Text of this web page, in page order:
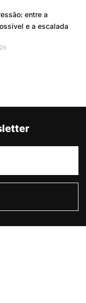
entre a
e a escalada